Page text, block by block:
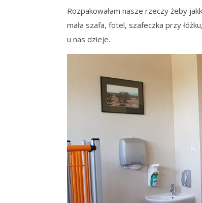
Rozpakowałam nasze rzeczy żeby
mała szafa, fotel, szafeczka przy
u nas dzieje.